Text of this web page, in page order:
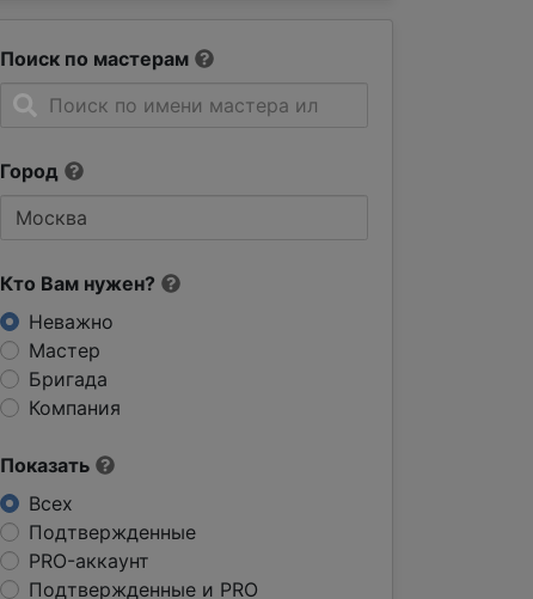
Поиск по мастерам
Город
Кто Вам нужен?
Неважно
Мастер
Бригада
Компания
Показать
Всех
Подтвержденные
PRO-аккаунт
Подтвержденные и PRO